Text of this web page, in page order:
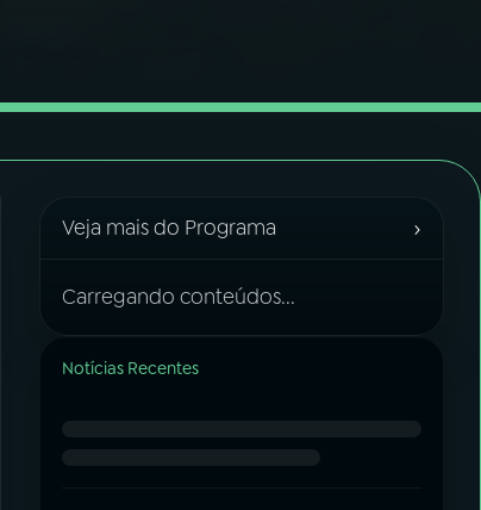
Veja mais do Programa ›
Carregando conteúdos...
Notícias Recentes